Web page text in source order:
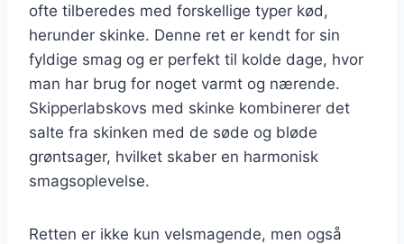
ofte tilberedes med forskellige typer kød,
herunder skinke. Denne ret er kendt for sin
fyldige smag og er perfekt til kolde dage, hvor
man har brug for noget varmt og nærende.
Skipperlabskovs med skinke kombinerer det
salte fra skinken med de søde og bløde
grøntsager, hvilket skaber en harmonisk
smagsoplevelse.
Retten er ikke kun velsmagende, men også